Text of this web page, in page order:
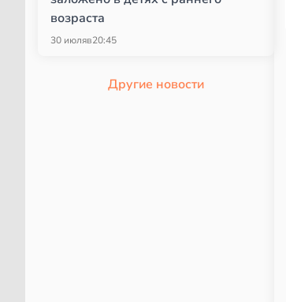
возраста
30 июляв20:45
Другие новости